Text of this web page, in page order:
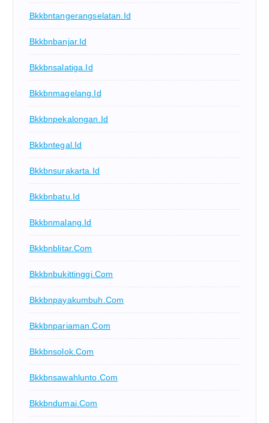
Bkkbntangerangselatan.id
Bkkbnbanjar.id
Bkkbnsalatiga.id
Bkkbnmagelang.id
Bkkbnpekalongan.id
Bkkbntegal.id
Bkkbnsurakarta.id
Bkkbnbatu.id
Bkkbnmalang.id
Bkkbnblitar.com
Bkkbnbukittinggi.com
Bkkbnpayakumbuh.com
Bkkbnpariaman.com
Bkkbnsolok.com
Bkkbnsawahlunto.com
Bkkbndumai.com